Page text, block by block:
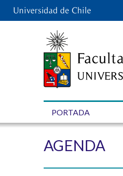
PORTADA
AGENDA